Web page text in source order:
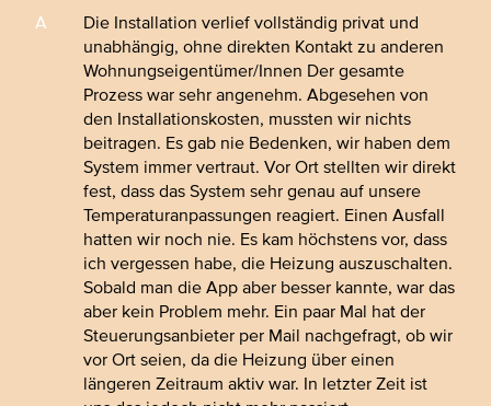
Die Installation verlief vollständig privat und
unabhängig, ohne direkten Kontakt zu anderen
Wohnungseigentümer/Innen Der gesamte
Prozess war sehr angenehm. Abgesehen von
den Installationskosten, mussten wir nichts
beitragen. Es gab nie Bedenken, wir haben dem
System immer vertraut. Vor Ort stellten wir direkt
fest, dass das System sehr genau auf unsere
Temperaturanpassungen reagiert. Einen Ausfall
hatten wir noch nie. Es kam höchstens vor, dass
ich vergessen habe, die Heizung auszuschalten.
Sobald man die App aber besser kannte, war das
aber kein Problem mehr. Ein paar Mal hat der
Steuerungsanbieter per Mail nachgefragt, ob wir
vor Ort seien, da die Heizung über einen
längeren Zeitraum aktiv war. In letzter Zeit ist